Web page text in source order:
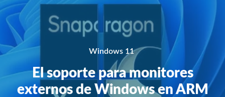
Windows 11
El soporte para monitores
externos de Windows en ARM